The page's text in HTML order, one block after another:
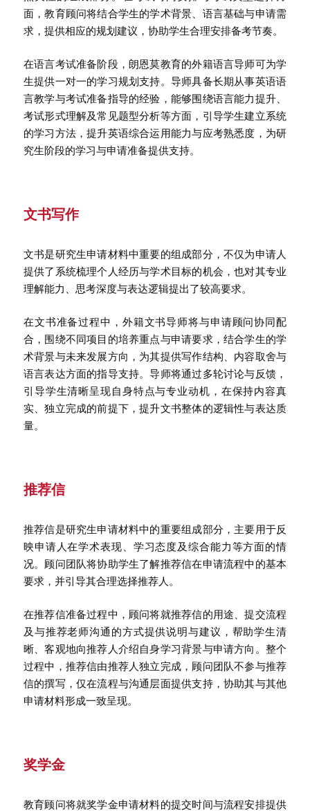
面，教育顾问将结合学生的学术背景、语言基础与申请需
求，提供相应的规划建议，协助学生合理安排备考节奏。
在语言考试准备阶段，朗恩莫教育的外籍语言导师可为学
生提供一对一的学习规划支持。导师具备长期从事英语语
言教学与考试准备指导的经验，能够围绕语言能力提升、
考试形式理解及常见题型分析等方面，引导学生建立系统
的学习方法，提升英语综合运用能力与应考熟悉度，为研
究生阶段的学习与申请准备提供支持。
文书写作
文书是研究生申请材料中重要的组成部分，不仅为申请人
提供了系统梳理个人经历与学术目标的机会，也对其专业
理解能力、思考深度与表达逻辑提出了较高要求。
在文书准备过程中，外籍文书导师将与申请顾问协同配
合，围绕不同项目的培养重点与申请要求，结合学生的学
术背景与未来发展方向，为其提供写作结构、内容取舍与
语言表达方面的指导支持。导师将通过多轮讨论与反馈，
引导学生清晰呈现自身特点与专业动机，在保持内容真
实、独立完成的前提下，提升文书整体的逻辑性与表达质
量。
推荐信
推荐信是研究生申请材料中的重要组成部分，主要用于反
映申请人在学术表现、学习态度及综合能力等方面的情
况。顾问团队将协助学生了解推荐信在申请流程中的基本
要求，并引导其合理选择推荐人。
在推荐信准备过程中，顾问将就推荐信的用途、提交流程
及与推荐老师沟通的方式提供说明与建议，帮助学生清
晰、客观地向推荐人介绍自身学习背景与申请方向。整个
过程中，推荐信由推荐人独立完成，顾问团队不参与推荐
信的撰写，仅在流程与沟通层面提供支持，协助其与其他
申请材料形成一致呈现。
奖学金
教育顾问将就奖学金申请材料的提交时间与流程安排提供